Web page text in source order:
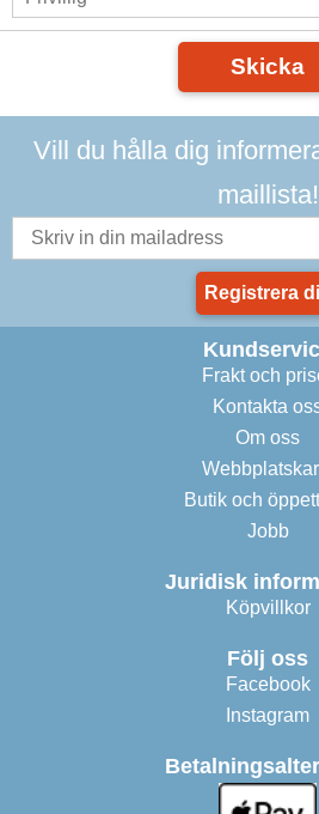
Skicka
Vill du hålla dig
maillista!
Registrera
Frakt och
Kontakta
Om oss
Butik och
Jobb
Juridisk
Köpvillkor
Följ oss
Facebook
Instagram